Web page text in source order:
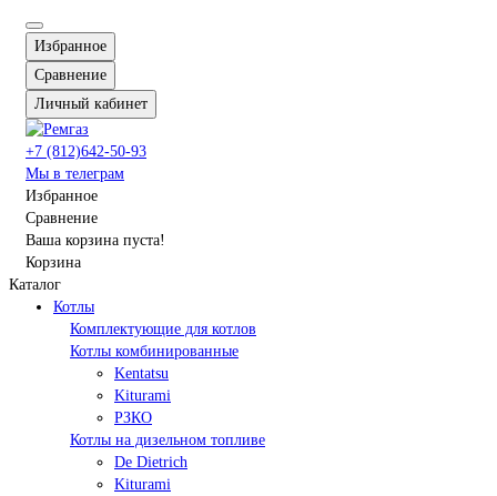
Избранное
Сравнение
Личный кабинет
+7 (812)642-50-93
Мы в телеграм
Избранное
Сравнение
Ваша корзина пуста!
Корзина
Каталог
Котлы
Комплектующие для котлов
Котлы комбинированные
Kentatsu
Kiturami
РЗКО
Котлы на дизельном топливе
De Dietrich
Kiturami